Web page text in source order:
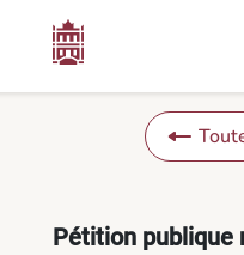
Pétition pour interdire les
Pétition publique